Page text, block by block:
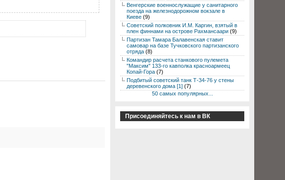
Венгерские военнослужащие у санитарного
поезда на железнодорожном вокзале в
Киеве (9)
Советский полковник И.М. Каргин, взятый в
плен финнами на острове Рахмансаари (9)
Партизан Тамара Балавенская ставит
самовар на базе Тучковского партизанского
отряда (8)
Командир расчета станкового пулемета
"Максим" 133-го кавполка красноармеец
Копай-Гора (7)
Подбитый советский танк Т-34-76 у стены
деревенского дома [1] (7)
50 самых популярных...
Присоединяйтесь к нам в ВК